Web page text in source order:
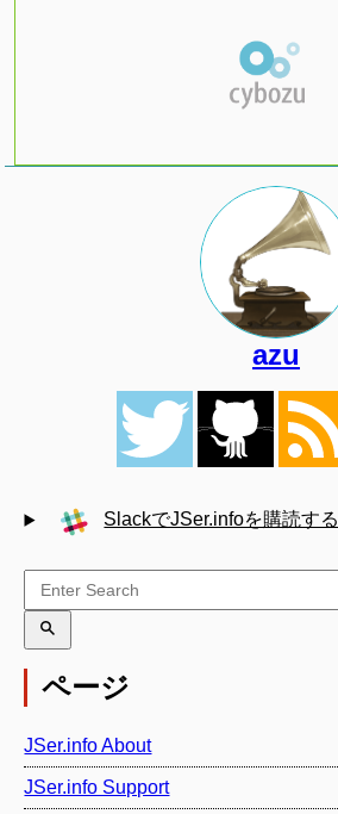
azu
SlackでJSer.infoを購読する
ページ
JSer.info About
JSer.info Support